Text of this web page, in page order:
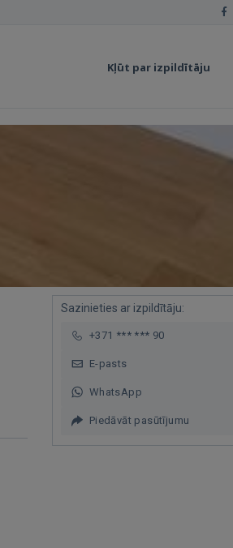
Kļūt par izpildītāju
Sazinieties ar izpildītāju:
+371 *** *** 90
E-pasts
WhatsApp
Piedāvāt pasūtījumu